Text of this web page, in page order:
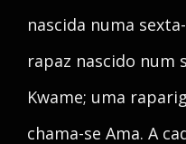
nascida numa
rapaz nascido num
Kwame; uma
chama-se Ama. A